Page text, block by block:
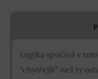
Logika spočívá v
“chytřejší” než ty